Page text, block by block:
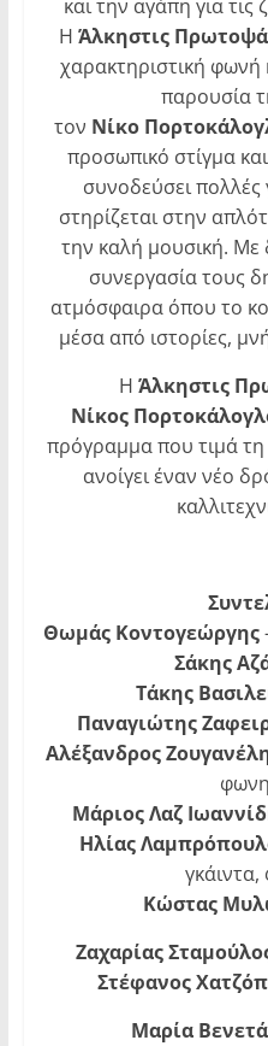
και την αγάπη για
ΗΆλκηστις
χαρακτηριστική φωνή
παρουσία
τον Νίκο
προσωπικό στίγμα
συνοδεύσει
στηρίζεται στην
την καλή μουσική. Με
συνεργασία τους
ατμόσφαιρα όπου το
μέσα από ιστορίες,
Η Άλκηστις
Νίκος
πρόγραμμα που τιμά
ανοίγει έναν νέο
Θωμάς Κοντογεώργης
Σάκης
Τάκης
Παναγιώτης
Αλέξανδρος
Μάριος Λαζ
Ηλίας
Κώστας
Ζαχαρίας
Στέφανος
Μαρία